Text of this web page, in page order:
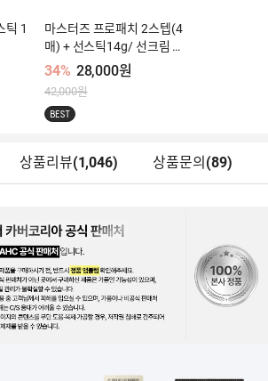
틱 1
마스터즈 프로패치 2스텝(4
매) + 선스틱14g/ 선크림 듀
오 택1
34% 28,000원
42,000원
BEST
상품리뷰(1,046) 상품문의 (89)